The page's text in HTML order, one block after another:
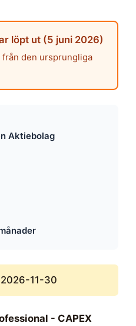
löpt ut (5 juni 2026)
den ursprungliga
Aktiebolag
11-30
- CAPEX